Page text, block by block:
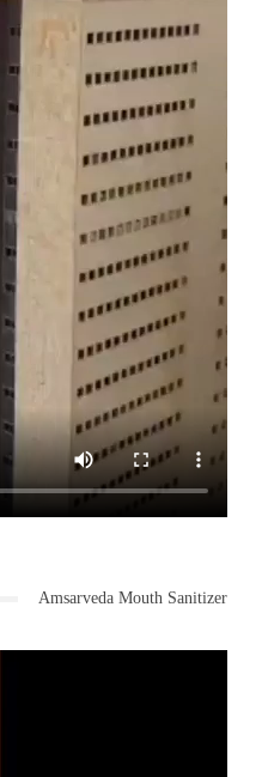
Amsarveda Mouth Sanitizer